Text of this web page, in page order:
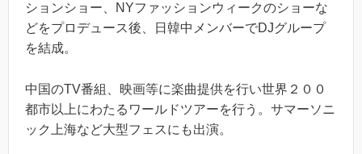
ションショー、NYファッションウィークのショーな
どをプロデュース後、日韓中メンバーでDJグループ
を結成。
中国のTV番組、映画等に楽曲提供を行い世界２００
都市以上にわたるワールドツアーを行う。サマーソニ
ック上海など大型フェスにも出演。